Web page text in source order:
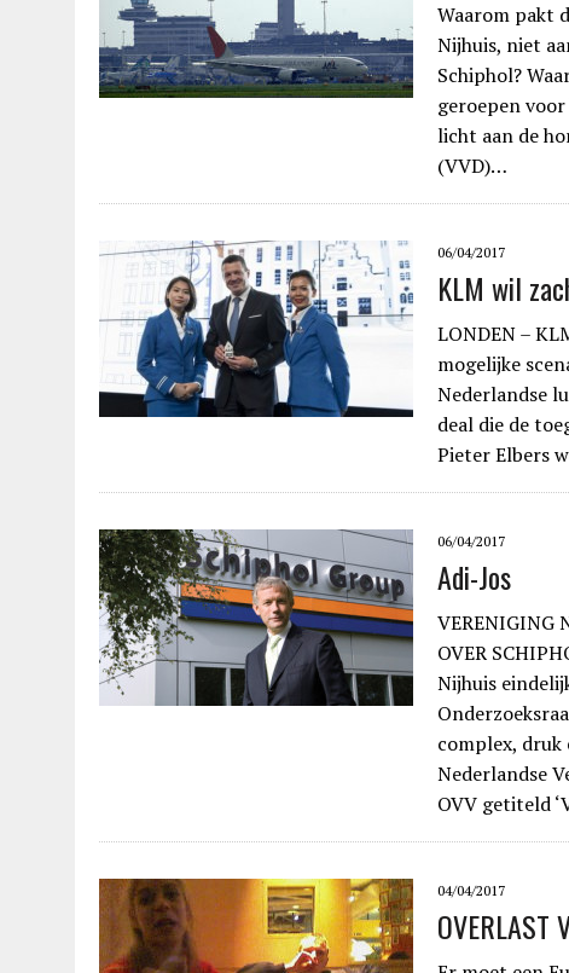
Waarom pakt
Nijhuis, niet
Schiphol?
geroepen
licht aan de
(VVD)…
06/04/2017
KLM wil
LONDEN –
mogelijke
Nederlandse
deal die de
Pieter Elbers
06/04/2017
Adi-Jos
VERENIGING
OVER
Nijhuis
complex, druk
Nederlandse
OVV getiteld
04/04/2017
OVERLAST